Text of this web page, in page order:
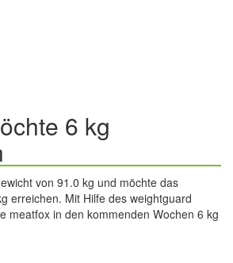
6 kg
von 91.0 kg und möchte das
erreichen. Mit Hilfe des weightguard
meatfox in den kommenden Wochen 6 kg